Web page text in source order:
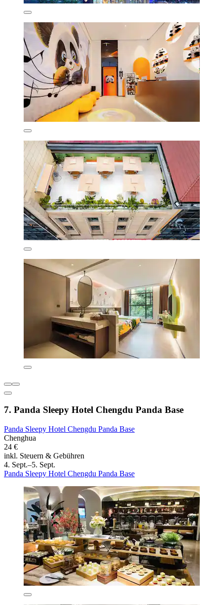
7. Panda Sleepy Hotel Chengdu Panda Base
Panda Sleepy Hotel Chengdu Panda Base
Chenghua
24 €
inkl. Steuern & Gebühren
4. Sept.–5. Sept.
Panda Sleepy Hotel Chengdu Panda Base